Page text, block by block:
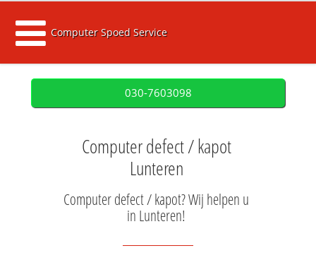
Computer Spoed Service
030-7603098
Computer defect / kapot
Lunteren
Computer defect / kapot? Wij helpen u
in Lunteren!